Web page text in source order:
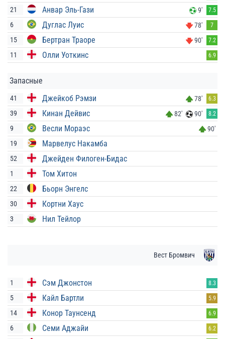
21 Анвар Эль-Гази 9' 7.5
6 Дуглас Луис 78' 7
15 Бертран Траоре 90' 7.2
11 Олли Уоткинс 6.9
Запасные
41 Джейкоб Рэмзи 78' 6.3
39 Кинан Дейвис 82' 90' 8.2
9 Весли Мораэс
90'
19
Марвелус Накамба
52 Джейден Филоген-Бидас
1 Том Хитон
22 Бьорн Энгелс
30 Кортни Хаус
3 Нил Тейлор
Вест Бромвич
1 Сэм Джонстон 8.3
5 Кайл Бартли 5.9
14 Конор Таунсенд 6.9
6 Семи Аджайи 6.2